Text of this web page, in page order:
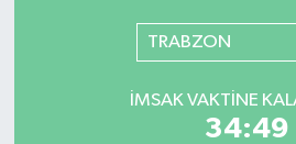
TRABZON
İMSAK VAKTINE
34:49
Magazin
Haber Arşivi